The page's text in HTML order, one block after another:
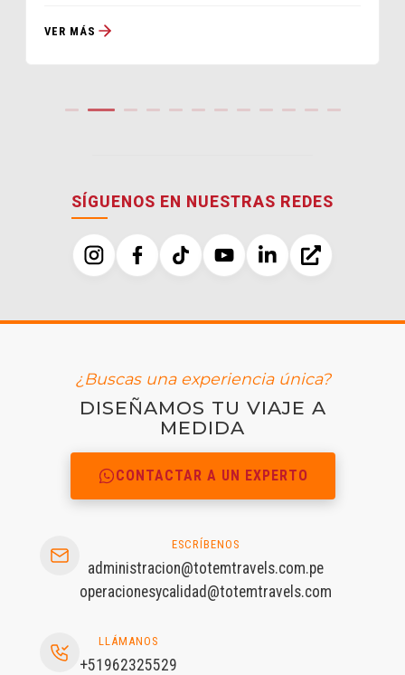
VER MÁS
SÍGUENOS EN NUESTRAS REDES
¿Buscas una experiencia única?
DISEÑAMOS TU VIAJE A
MEDIDA
CONTACTAR A UN EXPERTO
ESCRÍBENOS
administracion@totemtravels.com.pe
operacionesycalidad@totemtravels.com
LLÁMANOS
+51962325529